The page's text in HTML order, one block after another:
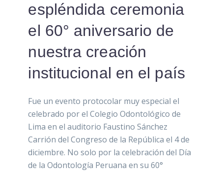
espléndida ceremonia
el 60° aniversario de
nuestra creación
institucional en el país
Fue un evento protocolar muy especial el
celebrado por el Colegio Odontológico de
Lima en el auditorio Faustino Sánchez
Carrión del Congreso de la República el 4 de
diciembre. No solo por la celebración del Día
de la Odontología Peruana en su 60°